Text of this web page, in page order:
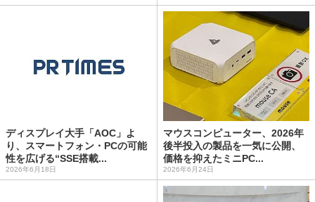
ディスプレイ大手「AOC」よ
り、スマートフォン・PCの可能
性を広げる“SSE搭載...
2026年6月18日
マウスコンピューター、2026年
後半投入の製品を一気に公開、
価格を抑えたミニPC...
2026年6月24日